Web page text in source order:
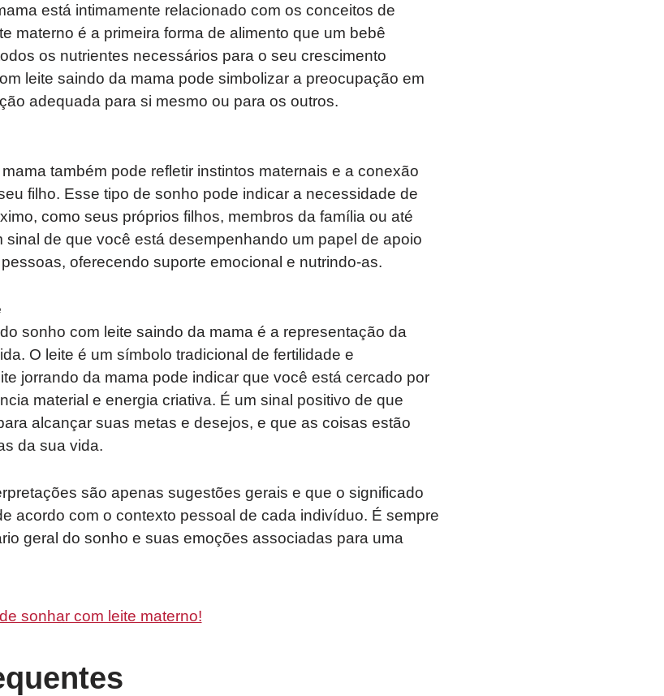
está intimamente relacionado com os conceitos de
materno é a primeira forma de alimento que um bebê
os nutrientes necessários para o seu crescimento
leite saindo da mama pode simbolizar a preocupação em
adequada para si mesmo ou para os outros.
também pode refletir instintos maternais e a conexão
filho. Esse tipo de sonho pode indicar a necessidade de
como seus próprios filhos, membros da família ou até
sinal de que você está desempenhando um papel de apoio
oferecendo suporte emocional e nutrindo-as.
sonho com leite saindo da mama é a representação da
O leite é um símbolo tradicional de fertilidade e
jorrando da mama pode indicar que você está cercado por
material e energia criativa. É um sinal positivo de que
alcançar suas metas e desejos, e que as coisas estão
da sua vida.
são apenas sugestões gerais e que o significado
acordo com o contexto pessoal de cada indivíduo. É sempre
geral do sonho e suas emoções associadas para uma
sonhar com leite materno!